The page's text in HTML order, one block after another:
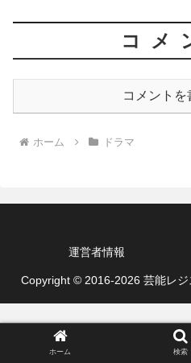
コメ
コメントを
ホーム ドラマ
運営者情報
Copyright © 2016-2026 芸能レジ
ホーム 検索